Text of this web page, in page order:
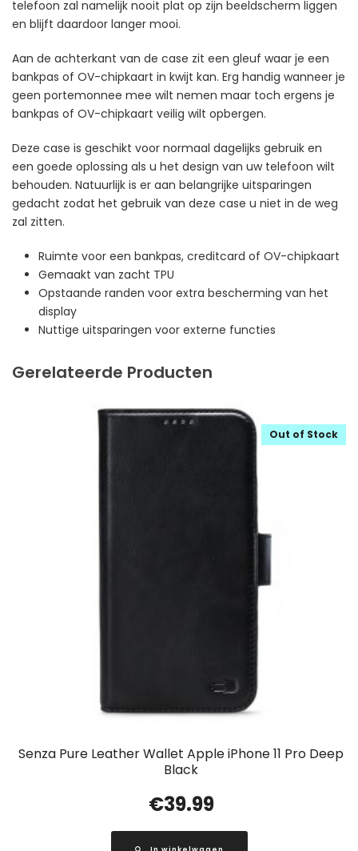
telefoon zal namelijk nooit plat op zijn beeldscherm liggen
en blijft daardoor langer mooi.
Aan de achterkant van de case zit een gleuf waar je een
bankpas of OV-chipkaart in kwijt kan. Erg handig wanneer je
geen portemonnee mee wilt nemen maar toch ergens je
bankpas of OV-chipkaart veilig wilt opbergen.
Deze case is geschikt voor normaal dagelijks gebruik en
een goede oplossing als u het design van uw telefoon wilt
behouden. Natuurlijk is er aan belangrijke uitsparingen
gedacht zodat het gebruik van deze case u niet in de weg
zal zitten.
Ruimte voor een bankpas, creditcard of OV-chipkaart
Gemaakt van zacht TPU
Opstaande randen voor extra bescherming van het
display
Nuttige uitsparingen voor externe functies
Gerelateerde Producten
Senza Pure Leather Wallet Apple iPhone 11 Pro Deep
Black
Out of Stock
€39.99